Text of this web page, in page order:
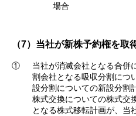
場合
（7）当社が新株予約権を取
①
当社が消滅会社となる合併
割会社となる吸収分割につ
設分割についての新設分割
株式交換についての株式交
となる株式移転計画が、当